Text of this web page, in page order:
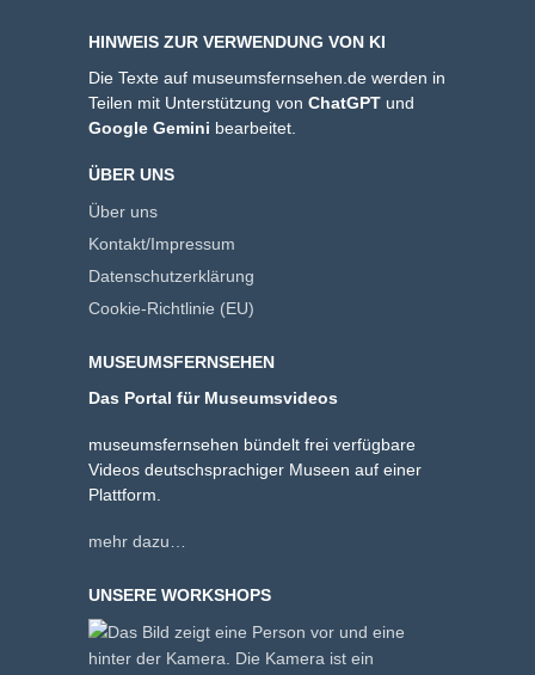
HINWEIS ZUR VERWENDUNG VON KI
Die Texte auf museumsfernsehen.de werden in
Teilen mit Unterstützung von ChatGPT und
Google Gemini bearbeitet.
ÜBER UNS
Über uns
Kontakt/Impressum
Datenschutzerklärung
Cookie-Richtlinie (EU)
MUSEUMSFERNSEHEN
Das Portal für Museumsvideos
museumsfernsehen bündelt frei verfügbare
Videos deutschsprachiger Museen auf einer
Plattform.
mehr dazu…
UNSERE WORKSHOPS